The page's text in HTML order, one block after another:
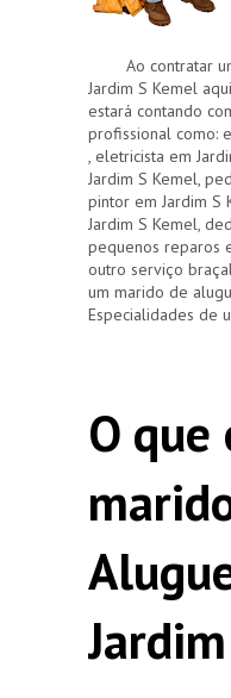
Ao contratar
Jardim S Kemel
estará contando
profissional como:
, eletricista em
Jardim S Kemel,
pintor em Jardim S
Jardim S Kemel,
pequenos reparos
outro serviço
um marido de
Especialidades de
O que